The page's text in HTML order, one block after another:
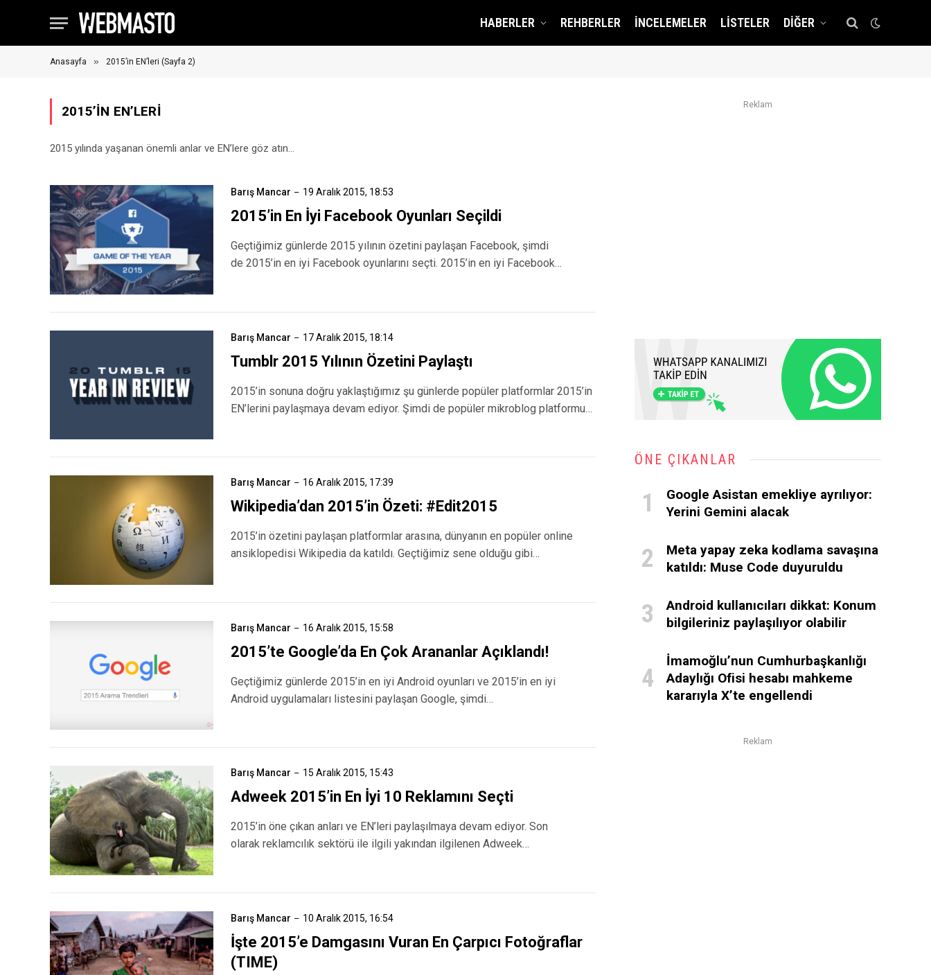
HABERLER REHBERLER İNCELEMELER LISTELER DIĞER
Anasayfa » 2015’in EN’leri (Sayfa 2)
2015’IN EN’LERI
2015 yılında yaşanan önemli anlar ve EN’lere göz atın…
Barış Mancar 19 Aralık 2015, 18:53
2015’in En İyi Facebook Oyunları Seçildi
Geçtiğimiz günlerde 2015 yılının özetini paylaşan Facebook, şimdi
de 2015’in en iyi Facebook oyunlarını seçti. 2015’in en iyi Facebook…
Barış Mancar 17 Aralık 2015, 18:14
Tumblr 2015 Yılının Özetini Paylaştı
2015’in sonuna doğru yaklaştığımız şu günlerde popüler platformlar 2015’in
EN’lerini paylaşmaya devam ediyor. Şimdi de popüler mikroblog platformu…
Barış Mancar 16 Aralık 2015, 17:39
Wikipedia’dan 2015’in Özeti: #Edit2015
2015’in özetini paylaşan platformlar arasına, dünyanın en popüler online
ansiklopedisi Wikipedia da katıldı. Geçtiğimiz sene olduğu gibi…
Barış Mancar 16 Aralık 2015, 15:58
2015’te Google’da En Çok Arananlar Açıklandı!
Geçtiğimiz günlerde 2015’in en iyi Android oyunları ve 2015’in en iyi
Android uygulamaları listesini paylaşan Google, şimdi…
Barış Mancar 15 Aralık 2015, 15:43
Adweek 2015’in En İyi 10 Reklamını Seçti
2015’in öne çıkan anları ve EN’leri paylaşılmaya devam ediyor. Son
olarak reklamcılık sektörü ile ilgili yakından ilgilenen Adweek…
Barış Mancar 10 Aralık 2015, 16:54
İşte 2015’e Damgasını Vuran En Çarpıcı Fotoğraflar
(TIME)
Reklam
ÖNE ÇIKANLAR
Google Asistan emekliye ayrılıyor:
Yerini Gemini alacak
Meta yapay zeka kodlama savaşına
katıldı: Muse Code duyuruldu
Android kullanıcıları dikkat: Konum
bilgileriniz paylaşılıyor olabilir
İmamoğlu’nun Cumhurbaşkanlığı
Adaylığı Ofisi hesabı mahkeme
kararıyla X’te engellendi
Reklam